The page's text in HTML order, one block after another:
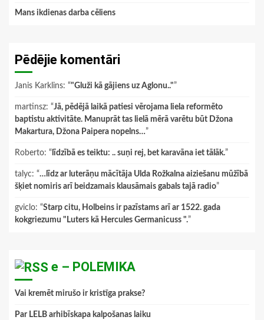
Mans ikdienas darba cēliens
Pēdējie komentāri
Janis Karklins: “"Gluži kā gājiens uz Aglonu.."”
martinsz: “Jā, pēdējā laikā patiesi vērojama liela reformēto
baptistu aktivitāte. Manuprāt tas lielā mērā varētu būt Džona
Makartura, Džona Paipera nopelns…”
Roberto: “ līdzībā es teiktu: .. suņi rej, bet karavāna iet tālāk.”
talyc: “…līdz ar luterāņu mācītāja Ulda Rožkalna aiziešanu mūžībā
šķiet nomiris arī beidzamais klausāmais gabals tajā radio”
gviclo: “Starp citu, Holbeins ir pazīstams arī ar 1522. gada
kokgriezumu "Luters kā Hercules Germanicuss ".”
e – POLEMIKA
Vai kremēt mirušo ir kristīga prakse?
Par LELB arhibīskapa kalpošanas laiku